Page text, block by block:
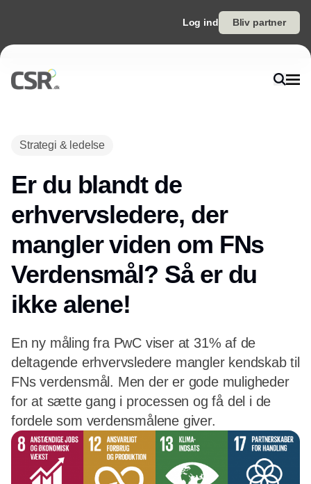
Log ind Bliv partner
Strategi & ledelse
Er du blandt de
erhvervsledere, der
mangler viden om FNs
Verdensmål? Så er du
ikke alene!
En ny måling fra PwC viser at 31% af de
deltagende erhvervsledere mangler kendskab til
FNs verdensmål. Men der er gode muligheder
for at sætte gang i processen og få del i de
fordele som verdensmålene giver.